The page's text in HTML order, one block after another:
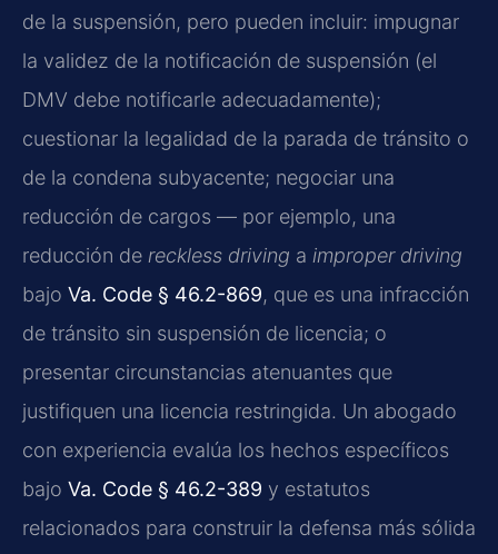
de la suspensión, pero pueden incluir: impugnar
la validez de la notificación de suspensión (el
DMV debe notificarle adecuadamente);
cuestionar la legalidad de la parada de tránsito o
de la condena subyacente; negociar una
reducción de cargos — por ejemplo, una
reducción de reckless driving a improper driving
bajo Va. Code § 46.2-869, que es una infracción
de tránsito sin suspensión de licencia; o
presentar circunstancias atenuantes que
justifiquen una licencia restringida. Un abogado
con experiencia evalúa los hechos específicos
bajo Va. Code § 46.2-389 y estatutos
relacionados para construir la defensa más sólida